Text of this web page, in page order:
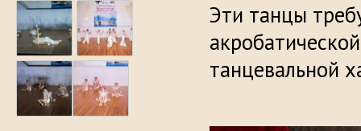
Эти танцы
танцевальной